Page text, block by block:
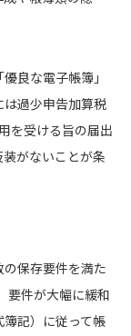
良な電子帳簿」
過少申告加算税
を受ける旨の届出
がないことが条
保存要件を満た
要件が大幅に緩和
記）に従って帳